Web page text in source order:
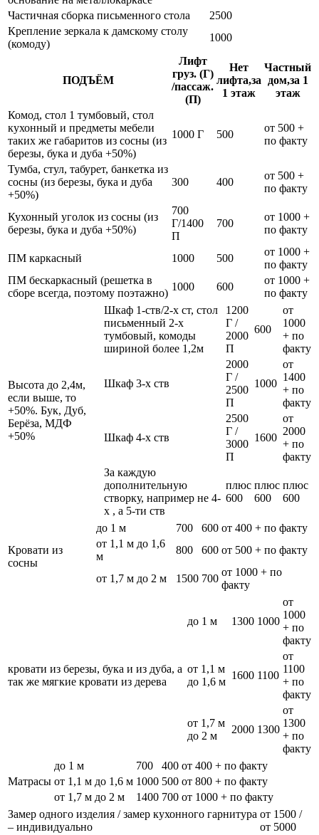
Частичная сборка письменного стола
2500
Крепление зеркала к дамскому столу
(комоду)
1000
ПОДЪЁМ
Лифт
груз. (Г)
/пассаж.
(П)
Нет
лифта,за
1 этаж
Частный
дом,за 1
этаж
Комод, стол 1 тумбовый, стол
кухонный и предметы мебели
таких же габаритов из сосны (из
березы, бука и дуба +50%)
1000 Г 500
от 500 +
по факту
Тумба, стул, табурет, банкетка из
сосны (из березы, бука и дуба
+50%)
300 400
от 500 +
по факту
Кухонный уголок из сосны (из
березы, бука и дуба +50%)
700
Г/1400
П
700
от 1000 +
по факту
ПМ каркасный 1000 500
от 1000 +
по факту
ПМ бескаркасный (решетка в
сборе всегда, поэтому поэтажно)
1000 600
от 1000 +
по факту
Высота до 2,4м,
если выше, то
+50%. Бук, Дуб,
Берёза, МДФ
+50%
Шкаф 1-ств/2-х ст, стол
письменный 2-х
тумбовый, комоды
шириной более 1,2м
1200
Г /
2000
П
600
от
1000
+ по
факту
Шкаф 3-х ств
2000
Г /
2500
П
1000
от
1400
+ по
факту
Шкаф 4-х ств
2500
Г /
3000
П
1600
от
2000
+ по
факту
За каждую
дополнительную
створку, например не 4-
х , а 5-ти ств
плюс
600
плюс
600
плюс
600
Кровати из
сосны
до 1 м 700 600 от 400 + по факту
от 1,1 м до 1,6
м
800 600 от 500 + по факту
от 1,7 м до 2 м 1500 700
от 1000 + по
факту
кровати из березы, бука и из дуба, а
так же мягкие кровати из дерева
до 1 м 1300 1000
от
1000
+ по
факту
от 1,1 м
до 1,6 м
1600 1100
от
1100
+ по
факту
от 1,7 м
до 2 м
2000 1300
от
1300
+ по
факту
Матрасы
до 1 м 700 400 от 400 + по факту
от 1,1 м до 1,6 м 1000 500 от 800 + по факту
от 1,7 м до 2 м
1400 700 от 1000 + по факту
Замер одного изделия / замер кухонного гарнитура
– индивидуально
от 1500 /
от 5000